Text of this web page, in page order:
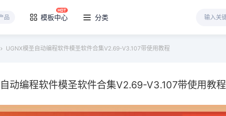
品 模板中心 分类
UGNX模圣自动编程软件模圣软件合集V2.69-V3.107带使用教程
动编程软件模圣软件合集V2.69-V3.107带使用教程